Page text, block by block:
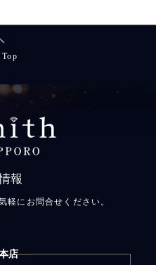
Top
報
軽にお問合せください。
店